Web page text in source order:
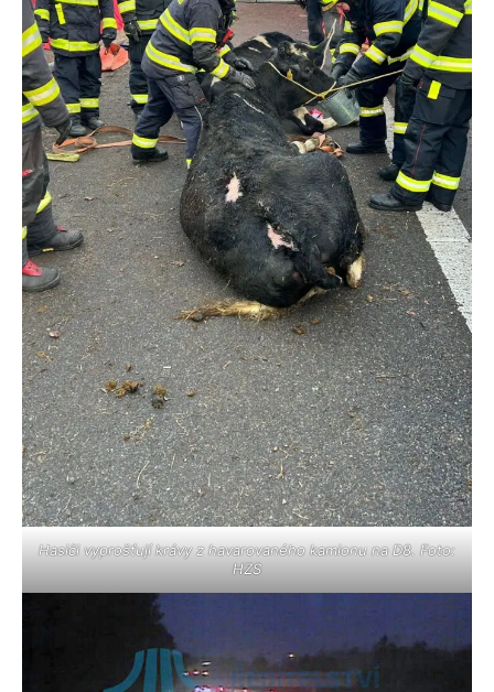
Hasiči vyprošťují krávy z havarovaného kamionu na D8. Foto:
HZS